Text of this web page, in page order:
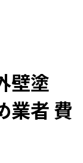
壁塗
業者 費